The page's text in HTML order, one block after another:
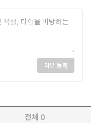
리뷰 등록
전체 0